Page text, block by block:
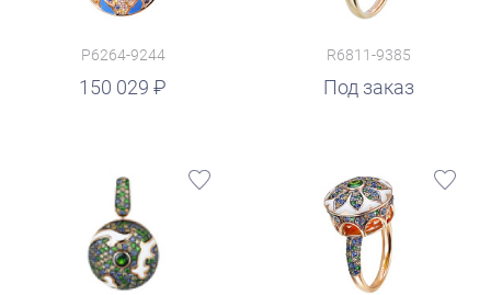
P6264-9244
150 029
R6811-9385
Под заказ